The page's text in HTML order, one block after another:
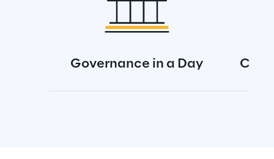
Governance in a Day